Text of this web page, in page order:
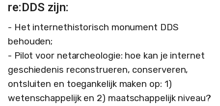
re:DDS zijn:
- Het internethistorisch monument DDS
behouden;
- Pilot voor netarcheologie: hoe kan je internet
geschiedenis reconstrueren, conserveren,
ontsluiten en toegankelijk maken op: 1)
wetenschappelijk en 2) maatschappelijk niveau?